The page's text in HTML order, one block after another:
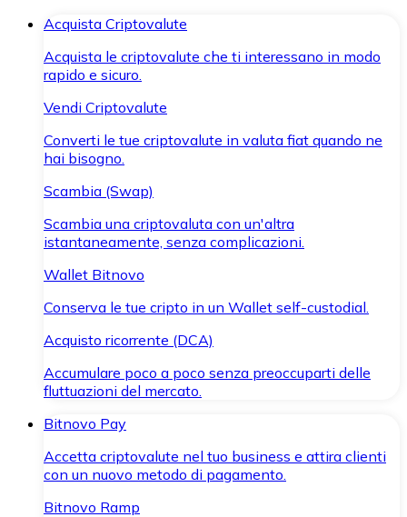
Acquista Criptovalute
Acquista le criptovalute che ti interessano in modo
rapido e sicuro.
Vendi Criptovalute
Converti le tue criptovalute in valuta fiat quando ne
hai bisogno.
Scambia (Swap)
Scambia una criptovaluta con un'altra
istantaneamente, senza complicazioni.
Wallet Bitnovo
Conserva le tue cripto in un Wallet self-custodial.
Acquisto ricorrente (DCA)
Accumulare poco a poco senza preoccuparti delle
fluttuazioni del mercato.
Bitnovo Pay
Accetta criptovalute nel tuo business e attira clienti
con un nuovo metodo di pagamento.
Bitnovo Ramp